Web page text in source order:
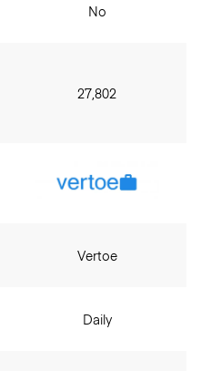
No
27,802
Vertoe
Daily